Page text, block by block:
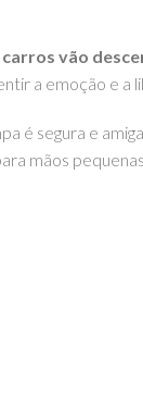
carros vão
a emoção e
é segura e
mãos